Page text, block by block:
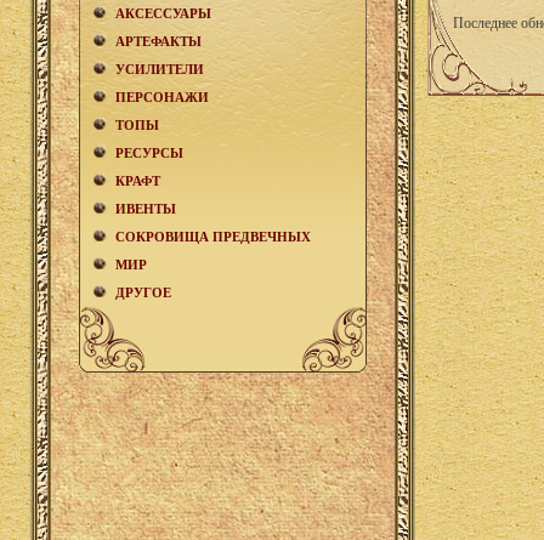
АКCЕСCУАРЫ
АРТЕФАКТЫ
УСИЛИТЕЛИ
ПЕРСОНАЖИ
ТОПЫ
РЕСУРСЫ
КРАФТ
ИВЕНТЫ
СОКРОВИЩА ПРЕДВЕЧНЫХ
МИР
ДРУГОЕ
Последнее